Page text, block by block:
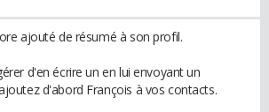
ajouté de résumé à son profil.
d'en écrire un en lui envoyant un
d'abord François à vos contacts.